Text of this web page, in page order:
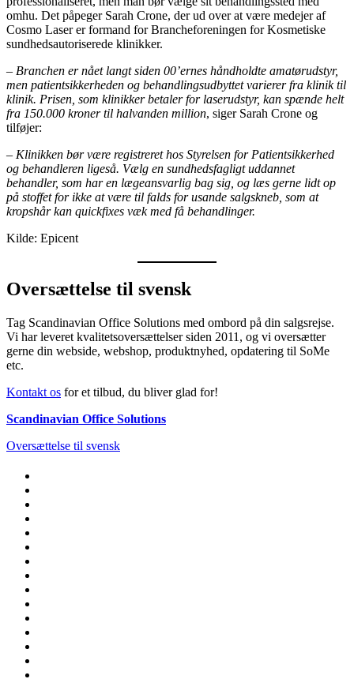
omhu. Det påpeger Sarah Crone, der ud over at være medejer af
Cosmo Laser er formand for Brancheforeningen for Kosmetiske
sundhedsautoriserede klinikker.
– Branchen er nået langt siden 00’ernes håndholdte amatørudstyr,
men patientsikkerheden og behandlingsudbyttet varierer fra klinik til
klinik. Prisen, som klinikker betaler for laserudstyr, kan spænde helt
fra 150.000 kroner til halvanden million, siger Sarah Crone og
tilføjer:
– Klinikken bør være registreret hos Styrelsen for Patientsikkerhed
og behandleren ligeså. Vælg en sundhedsfagligt uddannet
behandler, som har en lægeansvarlig bag sig, og læs gerne lidt op
på stoffet for ikke at være til falds for usande salgskneb, som at
kropshår kan quickfixes væk med få behandlinger.
Kilde: Epicent
Oversættelse til svensk
Tag Scandinavian Office Solutions med ombord på din salgsrejse.
Vi har leveret kvalitetsoversættelser siden 2011, og vi oversætter
gerne din webside, webshop, produktnyhed, opdatering til SoMe
etc.
Kontakt os for et tilbud, du bliver glad for!
Scandinavian Office Solutions
Oversættelse til svensk